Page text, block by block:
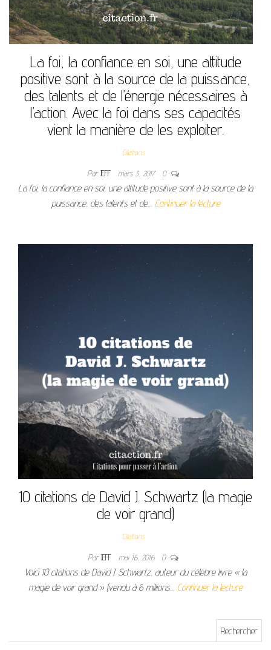
La foi, la confiance en soi, une attitude
positive sont à la source de la puissance,
des talents et de l’énergie nécessaires à
l’action. Avec la foi dans ses capacités
vient la manière de les exploiter.
Citations
ParJEFF mars 3, 2017 0
La foi, la confiance en soi, une attitude positive sont à la source de la
puissance, des talents et de… Continuer la lecture
10 citations de David J. Schwartz (la magie
de voir grand)
Citations
ParJEFF mai 16, 2016 0
Voici 10 citations de David J. Schwartz, auteur du célèbre livre « la
magie de voir grand » (vendu à 6 millions… Continuer la lecture